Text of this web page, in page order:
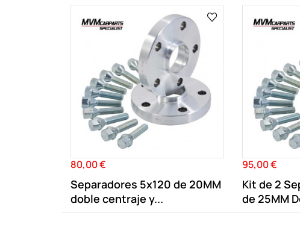
Precio
80,00 €
Separadores 5x120 de 20MM
doble centraje y...
Precio
95,00 €
Kit de 2
de 25MM